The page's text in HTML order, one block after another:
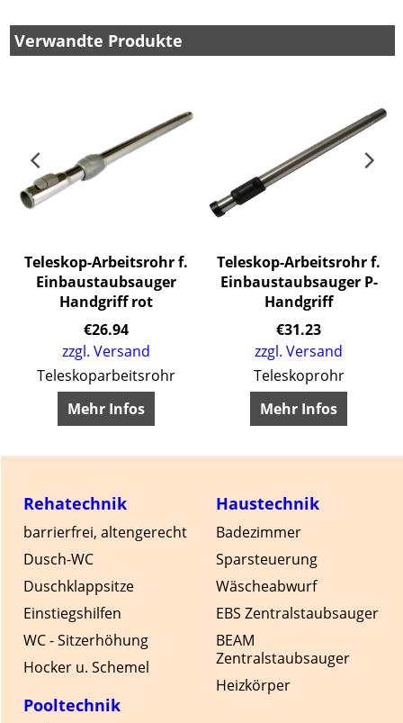
Verwandte Produkte
Teleskop-Arbeitsrohr f.
Einbaustaubsauger
Handgriff rot
€26.94
zzgl. Versand
Teleskoparbeitsrohr
Mehr Infos
Teleskop-Arbeitsrohr f.
Einbaustaubsauger P-
Handgriff
€31.23
zzgl. Versand
Teleskoprohr
Mehr Infos
Haustechnik
Badezimmer
Sparsteuerung
Wäscheabwurf
EBS Zentralstaubsauger
BEAM
Zentralstaubsauger
Heizkörper
Rehatechnik
barrierfrei, altengerecht
Dusch-WC
Duschklappsitze
Einstiegshilfen
WC - Sitzerhöhung
Hocker u. Schemel
Pooltechnik